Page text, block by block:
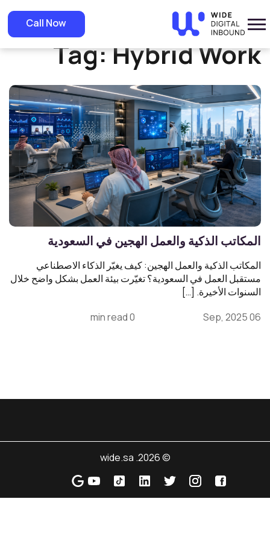
Call Now Home» Hybrid Work
Tag:Hybrid Work
المكاتب الذكية والعمل الهجين في السعودية
المكاتب الذكية والعمل الهجين: كيف يغيّر الذكاء الاصطناعي
مستقبل العمل في السعودية؟ تغيّرت بيئة العمل بشكل واضح خلال
السنوات الأخيرة. […]
06 Sep, 2025
0 min read
© 2026. wide.sa